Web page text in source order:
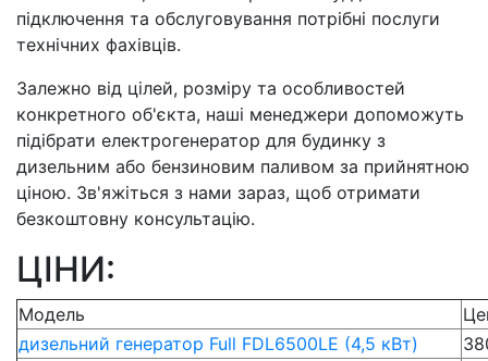
підключення та обслуговування потрібні послуги
технічних фахівців.
Залежно від цілей, розміру та особливостей
конкретного об'єкта, наші менеджери допоможуть
підібрати електрогенератор для будинку з
дизельним або бензиновим паливом за прийнятною
ціною. Зв'яжіться з нами зараз, щоб отримати
безкоштовну консультацію.
ЦІНИ:
Модель
дизельний генератор Full FDL6500LE (4,5 кВт)